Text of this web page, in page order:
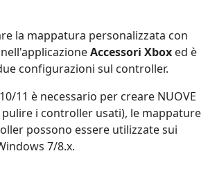
la mappatura personalizzata con
Accessori Xbox ed è
configurazioni sul controller.
11 è necessario per creare NUOVE
i controller usati), le mappature
possono essere utilizzate sui
7/8.x.